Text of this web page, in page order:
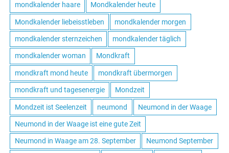
mondkalender haare Mondkalender heute
Mondkalender liebeisstleben mondkalender morgen
mondkalender sternzeichen mondkalender täglich
mondkalender woman Mondkraft
mondkraft mond heute mondkraft übermorgen
mondkraft und tagesenergie Mondzeit
Mondzeit ist Seelenzeit neumond Neumond in der Waage
Neumond in der Waage ist eine gute Zeit
Neumond in Waage am 28. September Neumond September